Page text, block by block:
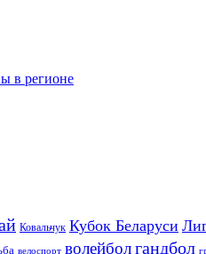
в регионе
Ковальчук Кубок Беларуси
велоспорт волейболгандбол